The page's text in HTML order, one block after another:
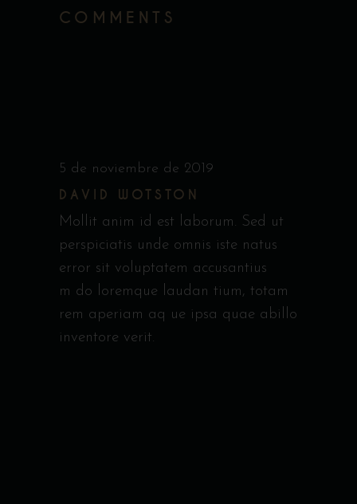
COMMENTS
5 de noviembre de 2019
DAVID WOTSTON
Mollit anim id est laborum. Sed ut
perspiciatis unde omnis iste natus
error sit voluptatem accusantius
m do loremque laudan tium, totam
rem aperiam aq ue ipsa quae abillo
inventore verit.